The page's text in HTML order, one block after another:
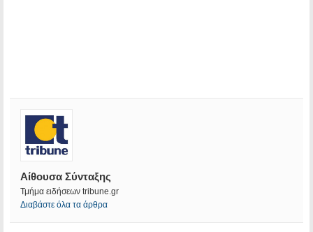
Αίθουσα Σύνταξης
Τμήμα ειδήσεων tribune.gr
Διαβάστε όλα τα άρθρα